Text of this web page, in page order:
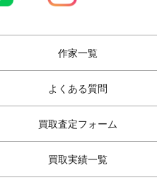
作家一覧
よくある質問
買取査定フォーム
買取実績一覧